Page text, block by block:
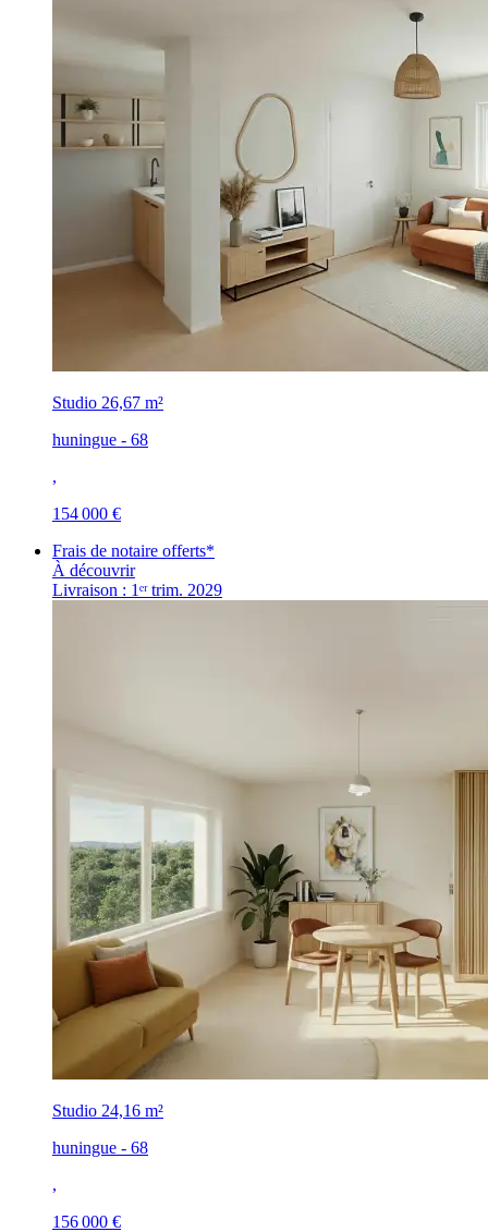
Studio 26,67 m²
huningue - 68
,
154 000 €
Frais de notaire offerts*
À découvrir
Livraison : 1ᵉʳ trim. 2029
Studio 24,16 m²
huningue - 68
,
156 000 €